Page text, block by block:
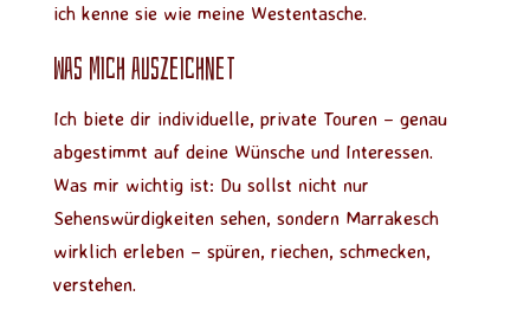
ich kenne sie wie meine Westentasche.
Was mich auszeichnet
Ich biete dir individuelle, private Touren – genau
abgestimmt auf deine Wünsche und Interessen.
Was mir wichtig ist: Du sollst nicht nur
Sehenswürdigkeiten sehen, sondern Marrakesch
wirklich erleben – spüren, riechen, schmecken,
verstehen.